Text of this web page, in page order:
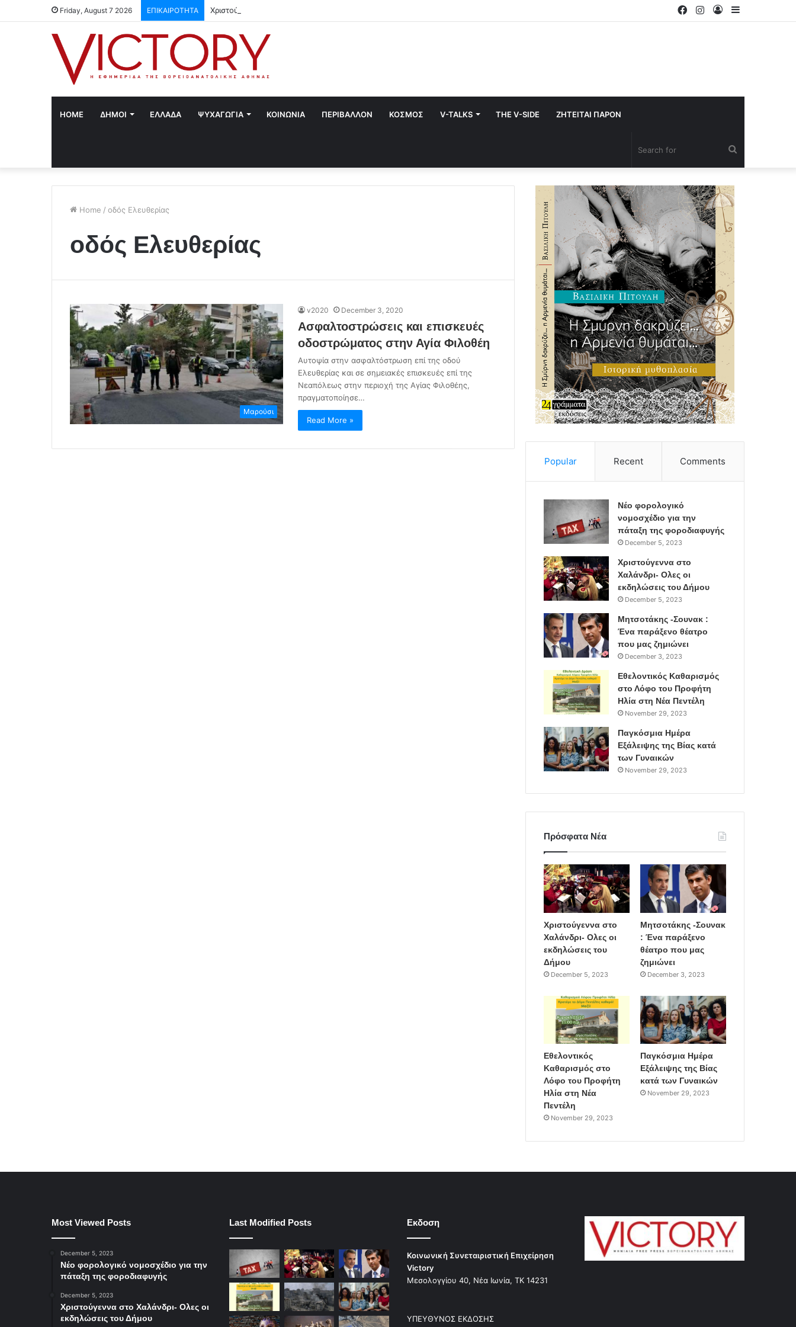
Friday, August 7 2026 ΕΠΙΚΑΙΡΟΤΗΤΑ Χριστούγεννα στο Χαλάνδρι- Ολες οι εκδηλώσεις του Δήμου
Log
Instagram
Facebook
HOME ΔΗΜΟΙ ΕΛΛΑΔΑ ΨΥΧΑΓΩΓΙΑ ΚΟΙΝΩΝΙΑ ΠΕΡΙΒΑΛΛΟΝ ΚΟΣΜΟΣ V-TALKS THE V-SIDE ΖΗΤΕΙΤΑΙ ΠΑΡΟΝ
Home / οδός Ελευθερίας
οδός Ελευθερίας
Μαρούσι
v2020 December 3, 2020
Ασφαλτοστρώσεις και επισκευές
οδοστρώματος στην Αγία Φιλοθέη
Αυτοψία στην ασφαλτόστρωση επί της οδού
Ελευθερίας και σε σημειακές επισκευές επί της
Νεαπόλεως στην περιοχή της Αγίας Φιλοθέης,
πραγματοποίησε…
Read More »
Popular Recent Comments
Νέο φορολογικό
νομοσχέδιο για την
πάταξη της φοροδιαφυγής
December 5, 2023
Χριστούγεννα στο
Χαλάνδρι- Ολες οι
εκδηλώσεις του Δήμου
December 5, 2023
Μητσοτάκης -Σουνακ :
Ένα παράξενο θέατρο
που μας ζημιώνει
December 3, 2023
Εθελοντικός Καθαρισμός
στο Λόφο του Προφήτη
Ηλία στη Νέα Πεντέλη
November 29, 2023
Παγκόσμια Ημέρα
Εξάλειψης της Βίας κατά
των Γυναικών
November 29, 2023
Πρόσφατα Νέα
Χριστούγεννα στο
Χαλάνδρι- Ολες οι
εκδηλώσεις του
Δήμου
December 5, 2023
Μητσοτάκης -Σουνακ
: Ένα παράξενο
θέατρο που μας
ζημιώνει
December 3, 2023
Εθελοντικός
Καθαρισμός στο
Λόφο του Προφήτη
Ηλία στη Νέα
Πεντέλη
November 29, 2023
Παγκόσμια Ημέρα
Εξάλειψης της Βίας
κατά των Γυναικών
November 29, 2023
Most Viewed Posts
December 5, 2023
Νέο φορολογικό νομοσχέδιο για την
πάταξη της φοροδιαφυγής
December 5, 2023
Χριστούγεννα στο Χαλάνδρι- Ολες οι
εκδηλώσεις του Δήμου
Last Modified Posts Εκδοση
Κοινωνική Συνεταιριστική Επιχείρηση
Victory
Μεσολογγίου 40, Νέα Ιωνία, ΤΚ 14231
ΥΠΕΥΘΥΝΟΣ ΕΚΔΟΣΗΣ